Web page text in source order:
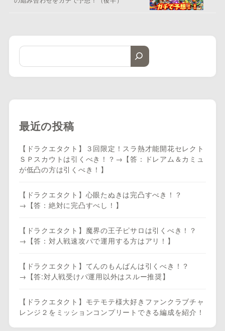
最近の投稿
【ドラクエタクト】３回限定！スラ熱才能開花セレクト
ＳＰスカウトは引くべき！？→【答：ドレアム＆カミュ
が低凸の方は引くべき！】
【ドラクエタクト】心眼たぬきは完凸すべき！？
→【答：絶対に完凸すべし！】
【ドラクエタクト】魔界の王子ピサロは引くべき！？
→【答：対人戦速攻パで運用する方はアリ！】
【ドラクエタクト】てんのもんばんは引くべき！？
→【答:対人戦受けパ運用以外はスルー推奨】
【ドラクエタクト】モテモテ様大好きファンクラブチャ
レンジ２をミッションコンプリートできる編成を紹介！